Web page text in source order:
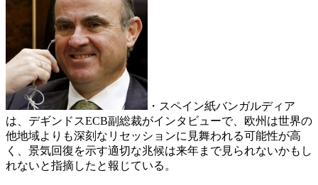
・スペイン紙バンガルディア
は、デギンドスECB副総裁がインタビューで、欧州は世界の
他地域よりも深刻なリセッションに見舞われる可能性が高
く、景気回復を示す適切な兆候は来年まで見られないかもし
れないと指摘したと報じている。